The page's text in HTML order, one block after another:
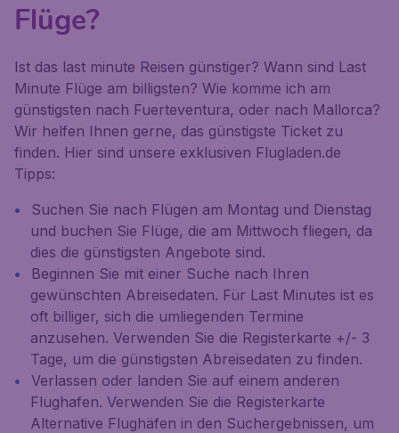
Flüge?
Ist das last minute Reisen günstiger? Wann sind Last
Minute Flüge am billigsten? Wie komme ich am
günstigsten nach Fuerteventura, oder nach Mallorca?
Wir helfen Ihnen gerne, das günstigste Ticket zu
finden. Hier sind unsere exklusiven Flugladen.de
Tipps:
Suchen Sie nach Flügen am Montag und Dienstag
und buchen Sie Flüge, die am Mittwoch fliegen, da
dies die günstigsten Angebote sind.
Beginnen Sie mit einer Suche nach Ihren
gewünschten Abreisedaten. Für Last Minutes ist es
oft billiger, sich die umliegenden Termine
anzusehen. Verwenden Sie die Registerkarte +/- 3
Tage, um die günstigsten Abreisedaten zu finden.
Verlassen oder landen Sie auf einem anderen
Flughafen. Verwenden Sie die Registerkarte
Alternative Flughäfen in den Suchergebnissen, um